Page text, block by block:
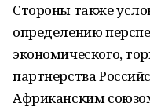
Стороны также
определению
экономического,
партнерства
Африканским